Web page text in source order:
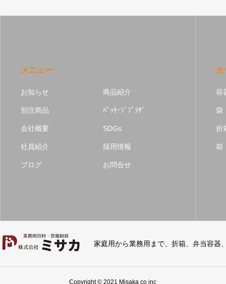
メニュー
お知らせ 商品紹介
別注商品 ﾊﾟｯｹｰｼﾞﾌﾟﾗｻﾞ
会社概要 SDGs
社員紹介 採用情報
ブログ お問合せ
容
袋
折
箱
家庭用から業務用まで、折箱、弁当容器
Copyright © 2021 Misaka co inc